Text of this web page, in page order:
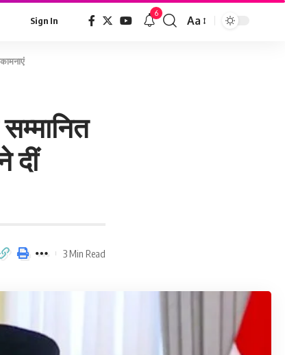
Sign In
6
Aa
दीं
3 Min Read